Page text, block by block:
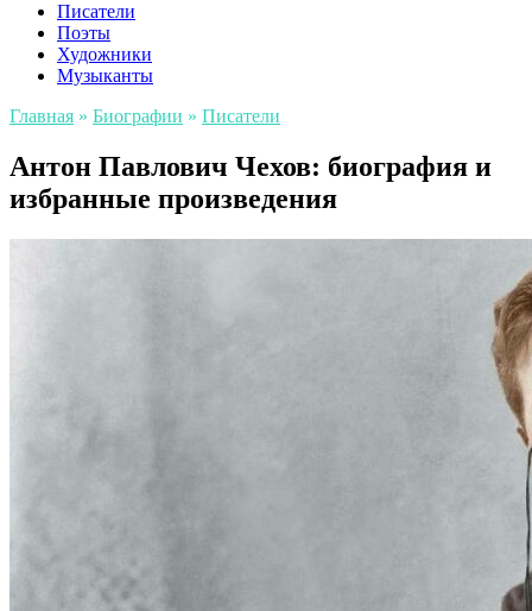
Писатели
Поэты
Художники
Музыканты
Главная » Биографии » Писатели
Антон Павлович Чехов: биография и
избранные произведения